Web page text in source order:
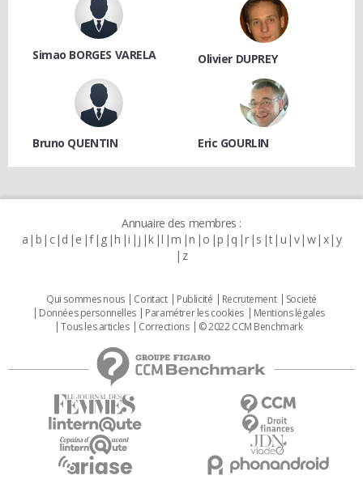
Simao BORGES VARELA Olivier DUPREY
Bruno QUENTIN Eric GOURLIN
Annuaire des membres :
a b c d e f g h i j k l m n o p q r s t u v w x y
z
Qui sommes nous Contact Publicité Recrutement
Societé
Données personnelles
Paramétrer les cookies
Mentions légales
Tous les articles
Corrections © 2022 CCM Benchmark